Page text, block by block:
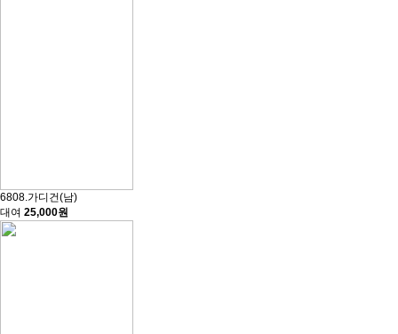
6808.가디건(남)
대여 25,000원